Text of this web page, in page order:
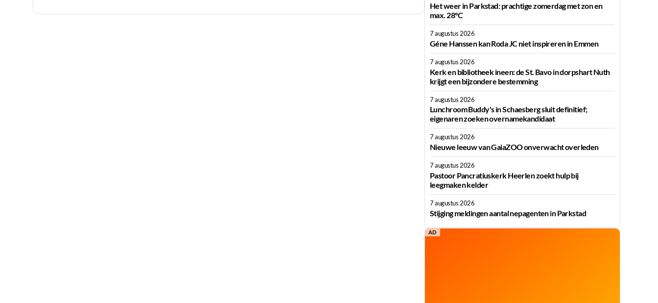
Het weer in Parkstad: prachtige zomerdag met zon en
max. 28°C
7 augustus 2026
Géne Hanssen kan Roda JC niet inspireren in Emmen
7 augustus 2026
Kerk en bibliotheek ineen: de St. Bavo in dorpshart Nuth
krijgt een bijzondere bestemming
7 augustus 2026
Lunchroom Buddy's in Schaesberg sluit definitief;
eigenaren zoeken overnamekandidaat
7 augustus 2026
Nieuwe leeuw van GaiaZOO onverwacht overleden
7 augustus 2026
Pastoor Pancratiuskerk Heerlen zoekt hulp bij
leegmaken kelder
7 augustus 2026
Stijging meldingen aantal nepagenten in Parkstad
AD